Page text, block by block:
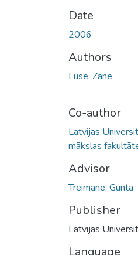
Date
2006
Authors
Lūse, Zane
Co-author
Latvijas
mākslas
Advisor
Treimane, Gunta
Publisher
Latvijas
Language